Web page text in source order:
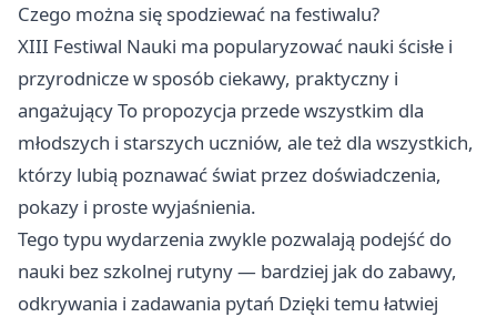
Czego można się spodziewać na festiwalu?
XIII Festiwal Nauki ma popularyzować nauki ścisłe i
przyrodnicze w sposób ciekawy, praktyczny i
angażujący To propozycja przede wszystkim dla
młodszych i starszych uczniów, ale też dla wszystkich,
którzy lubią poznawać świat przez doświadczenia,
pokazy i proste wyjaśnienia.
Tego typu wydarzenia zwykle pozwalają podejść do
nauki bez szkolnej rutyny — bardziej jak do zabawy,
odkrywania i zadawania pytań Dzięki temu łatwiej